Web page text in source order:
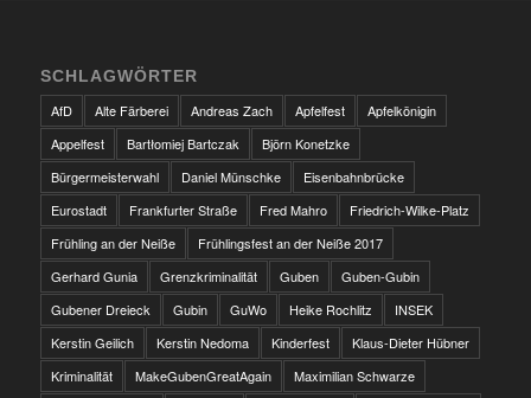
SCHLAGWÖRTER
AfD
Alte Färberei Andreas Zach Apfelfest
Apfelkönigin
Appelfest
Bartłomiej Bartczak
Björn Konetzke
Bürgermeisterwahl
Daniel Münschke
Eisenbahnbrücke
Eurostadt
Frankfurter Straße Fred Mahro
Friedrich-Wilke-Platz
Frühling an der Neiße
Frühlingsfest an der Neiße 2017
Gerhard Gunia
Grenzkriminalität Guben
Guben-Gubin
Gubener Dreieck
Gubin GuWo Heike Rochlitz
INSEK
Kerstin Geilich
Kerstin Nedoma Kinderfest
Klaus-Dieter Hübner
Kriminalität
MakeGubenGreatAgain
Maximilian Schwarze